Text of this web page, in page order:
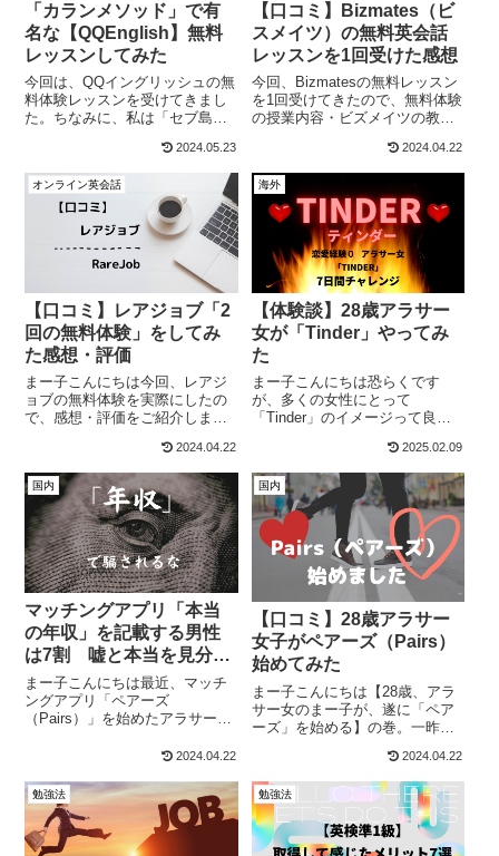
「カランメソッド」で有
名な【QQEnglish】無料
レッスンしてみた
今回は、QQイングリッシュの無
料体験レッスンを受けてきまし
た。ちなみに、私は「セブ島留
ングリッシュ」はセブ島留学と
しても有名な語学学校です。な
ので、フィリピン留学を考えて
るなら、「QQイングリッシュ」
がおすすめ...
2024.05.23
【口コミ】Bizmates（ビ
スメイツ）の無料英会話
レッスンを1回受けた感想
今回、Bizmatesの無料レッスン
を1回受けてきたので、無料体験
の授業内容・ビズメイツの教
やすさなどの評価を書きます。
Bizmatesは、1回しか無料体験
ができません。。（実は、その
後、もう1回分の無料レッスン...
2024.04.22
オンライン英会話
【口コミ】レアジョブ「2
回の無料体験」をしてみ
た感想・評価
まー子こんにちは今回、レアジ
ョブの無料体験を実際にしたの
で、感想・評価をご紹介しま
回することができます。（日本
人とのカウンセリングも2回）・
1回目の無料レッスン・日本人と
カウンセリング・2回目の無料レ
ッスン・日...
2024.04.22
海外
【体験談】28歳アラサー
女が「Tinder」やってみ
た
まー子こんにちは恐らくです
が、多くの女性にとって
「Tinder」のイメージって良く
「遊び」というイメージを持っ
ている方が多いはず。実は以
前、私も、26歳くらいの時に1ヶ
月だけやってました。その時、
計10人く...
2025.02.09
国内
マッチングアプリ「本当
の年収」を記載する男性
は7割 嘘と本当を見分け
る方法
まー子こんにちは最近、マッチ
ングアプリ「ペアーズ
（Pairs）」を始めたアラサー女
ングアプリには「年収」を書く
（Pairs）」なんかは、プロフィ
ールの項目として、「年収」
「職業」「学歴」...
2024.04.22
国内
【口コミ】28歳アラサー
女子がペアーズ（Pairs）
始めてみた
まー子こんにちは【28歳、アラ
サー女のまー子が、遂に「ペア
ーズ」を始める】の巻。一昨日
ついにペアーズを始めました。
これまで、恋愛アプリとは縁の
ない生活。。。30歳を前に「そ
ろそろ始めてみましょうか」と
いう思...
2024.04.22
勉強法 勉強法